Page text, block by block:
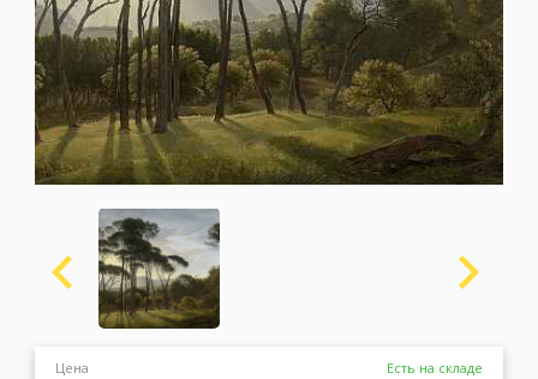
Москва (сменить город)
Заказать обратный звонок
Цена Есть на складе